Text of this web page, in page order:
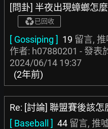
[問卦] 半夜出現蟑螂怎
已回收
[ Gossiping ] 19 留言,
作者: h07880201 - 發表
2024/06/14 19:37
(2年前)
Re: [討論] 聯盟賽後該怎
[ Baseball ] 44 留言, 推